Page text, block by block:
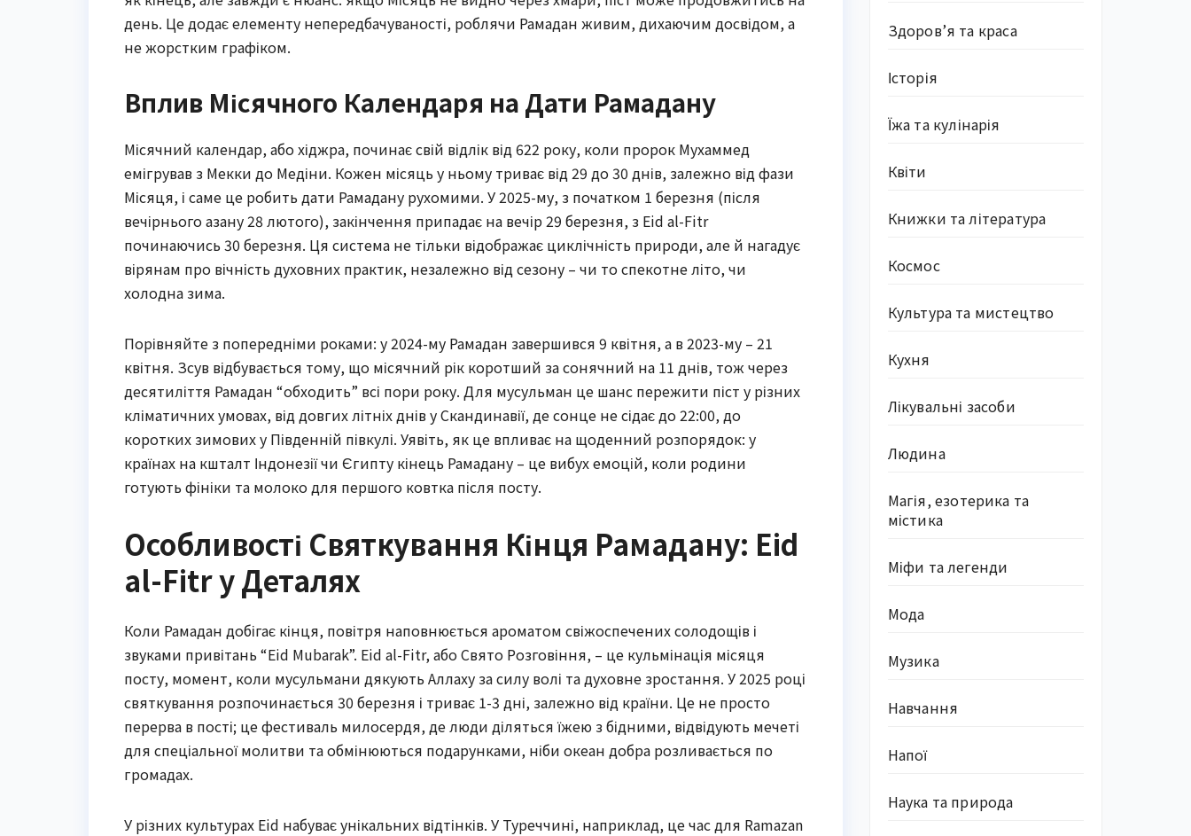
день. Це додає елементу непередбачуваності, роблячи Рамадан живим, дихаючим досвідом, а
не жорстким графіком.
Вплив Місячного Календаря на Дати Рамадану
Місячний календар, або хіджра, починає свій відлік від 622 року, коли пророк Мухаммед
емігрував з Мекки до Медіни. Кожен місяць у ньому триває від 29 до 30 днів, залежно від фази
Місяця, і саме це робить дати Рамадану рухомими. У 2025-му, з початком 1 березня (після
вечірнього азану 28 лютого), закінчення припадає на вечір 29 березня, з Eid al-Fitr
починаючись 30 березня. Ця система не тільки відображає циклічність природи, але й нагадує
вірянам про вічність духовних практик, незалежно від сезону – чи то спекотне літо, чи
холодна зима.
Порівняйте з попередніми роками: у 2024-му Рамадан завершився 9 квітня, а в 2023-му – 21
квітня. Зсув відбувається тому, що місячний рік коротший за сонячний на 11 днів, тож через
десятиліття Рамадан “обходить” всі пори року. Для мусульман це шанс пережити піст у різних
кліматичних умовах, від довгих літніх днів у Скандинавії, де сонце не сідає до 22:00, до
коротких зимових у Південній півкулі. Уявіть, як це впливає на щоденний розпорядок: у
країнах на кшталт Індонезії чи Єгипту кінець Рамадану – це вибух емоцій, коли родини
готують фініки та молоко для першого ковтка після посту.
Особливості Святкування Кінця Рамадану: Eid
al-Fitr у Деталях
Коли Рамадан добігає кінця, повітря наповнюється ароматом свіжоспечених солодощів і
звуками привітань “Eid Mubarak”. Eid al-Fitr, або Свято Розговіння, – це кульмінація місяця
посту, момент, коли мусульмани дякують Аллаху за силу волі та духовне зростання. У 2025 році
святкування розпочинається 30 березня і триває 1-3 дні, залежно від країни. Це не просто
перерва в пості; це фестиваль милосердя, де люди діляться їжею з бідними, відвідують мечеті
для спеціальної молитви та обмінюються подарунками, ніби океан добра розливається по
громадах.
У різних культурах Eid набуває унікальних відтінків. У Туреччині, наприклад, це час для Ramazan
Здоров’я та краса
Історія
Їжа та кулінарія
Квіти
Книжки та література
Космос
Культура та мистецтво
Кухня
Лікувальні засоби
Людина
Магія, езотерика та
містика
Міфи та легенди
Мода
Музика
Навчання
Напої
Наука та природа